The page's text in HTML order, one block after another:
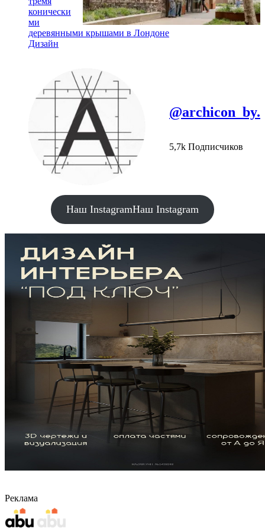
конически
ми
деревянными крышами в Лондоне
Дизайн
@archicon_by.
5,7k Подписчиков
Наш InstagramНаш Instagram
Реклама